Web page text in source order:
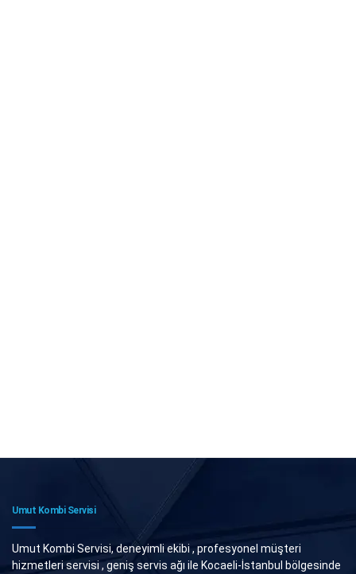
Umut Kombi Servisi
Umut Kombi Servisi, deneyimli ekibi , profesyonel müşteri
hizmetleri servisi , geniş servis ağı ile Kocaeli-İstanbul bölgesinde